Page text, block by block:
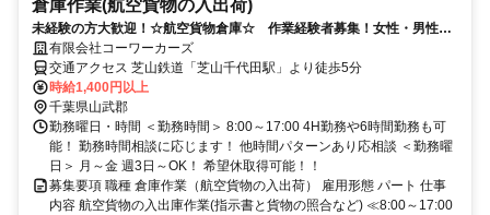
倉庫作業(航空貨物の入出荷)
未経験の方大歓迎！☆航空貨物倉庫☆ 作業経験者募集！女性・男性ス
タッフ活躍中！
有限会社コーワーカーズ
交通アクセス 芝山鉄道「芝山千代田駅」より徒歩5分
時給1,400円以上
千葉県山武郡
勤務曜日・時間 ＜勤務時間＞ 8:00～17:00 4H勤務や6時間勤務も可
能！ 勤務時間相談に応じます！ 他時間パターンあり応相談 ＜勤務曜
日＞ 月～金 週3日～OK！ 希望休取得可能！！
募集要項 職種 倉庫作業（航空貨物の入出荷） 雇用形態 パート 仕事
内容 航空貨物の入出庫作業(指示書と貨物の照合など) ≪8:00～17:00